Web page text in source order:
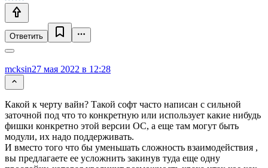
Ответить
mcksin27 мая 2022 в 12:28
Какой к черту вайн? Такой софт часто написан с сильной
заточной под что то конкретную или использует какие нибудь
фишки конкретно этой версии ОС, а еще там могут быть
модули, их надо поддерживать.
И вместо того что бы уменьшать сложность взаимодействия ,
вы предлагаете ее усложнить закинув туда еще одну